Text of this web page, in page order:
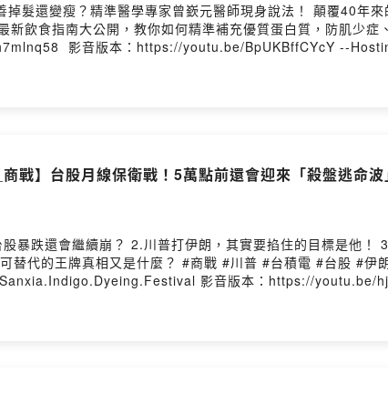
掉髮還變瘦？精準醫學專家曾嶔元醫師現身說法！ 顛覆40年
指南大公開，教你如何精準補充優質蛋白質，防肌少症、停止盲目忌口！ #
版🤩👉https://youtu.be/Icah7mlnq58 影音版本：https://youtu.be/
商戰】台股月線保衛戰！5萬點前還會迎來「殺盤逃命
會繼續崩？ 2.川普打伊朗，其實要掐住的目標是他！ 3.台灣真的是AI霸權戰
#川普 #台積電 #台股 #伊朗 📢2026三峽藍染節｜7/4–8/30
youtu.be/hjsBF-ru-yY 會員完整版：https://youtu.be/Rj8UdrS3vEk --Hosting